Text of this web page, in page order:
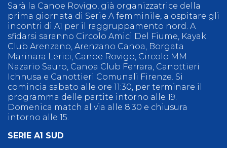
Sarà la Canoe Rovigo, già organizzatrice della
prima giornata di Serie A femminile, a ospitare gli
incontri di A1 per il raggruppamento nord. A
sfidarsi saranno Circolo Amici Del Fiume, Kayak
Club Arenzano, Arenzano Canoa, Borgata
Marinara Lerici, Canoe Rovigo, Circolo MM
Nazario Sauro, Canoa Club Ferrara, Canottieri
Ichnusa e Canottieri Comunali Firenze. Si
comincia sabato alle ore 11:30, per terminare il
programma delle partite intorno alle 19.
Domenica match al via alle 8:30 e chiusura
intorno alle 15.
SERIE A1 SUD